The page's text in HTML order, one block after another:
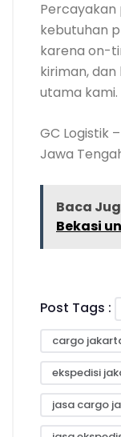
Percayakan
kebutuhan
karena on-
kiriman,
utama kami.
GC Logistik
Jawa
Baca
Bekasi
Post Tags :
cargo
ekspedisi
jasa cargo